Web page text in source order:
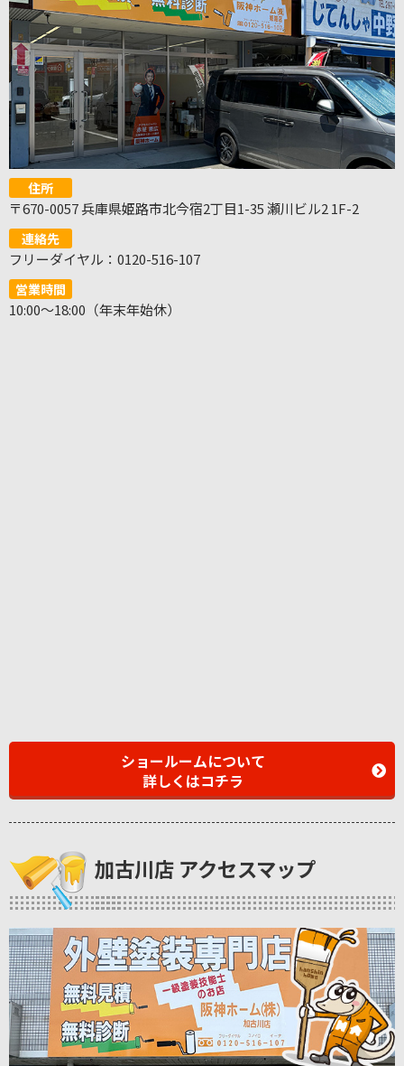
住所
〒670-0057 兵庫県姫路市北今宿2丁目1-35 瀬川ビル2 1F-2
連絡先
フリーダイヤル：0120-516-107
営業時間
10:00～18:00（年末年始休）
ショールームについて
詳しくはコチラ
加古川店 アクセスマップ